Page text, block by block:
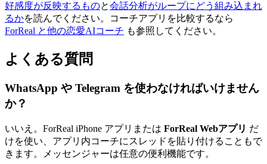
好感度が反映するものと会話分析がループにどう組み込まれ
るかを読んでください。コーチアプリを比較するなら
ForReal と他の恋愛AIコーチ も参照してください。
よくある質問
WhatsApp や Telegram を使わなければいけません
か？
いいえ。ForReal iPhone アプリまたは ForReal Webアプリ だ
けを使い、アプリ内コーチにスレッドを貼り付けることもで
きます。メッセンジャーは任意の便利機能です。